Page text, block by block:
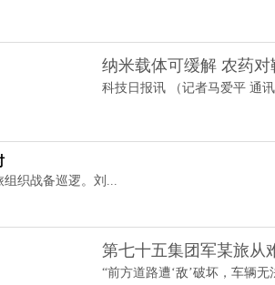
纳米载体可缓解 农药对
科技日报讯 （记者马爱平 通
组织战备巡逻。刘...
第七十五集团军某旅从
“前方道路遭‘敌’破坏，车辆无